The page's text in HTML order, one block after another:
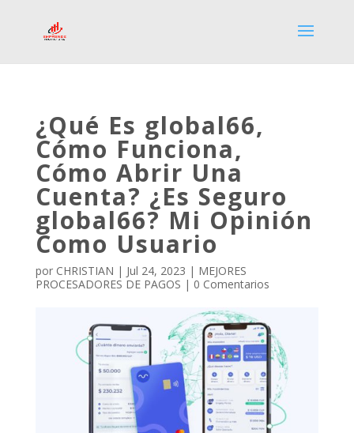
¿Qué Es global66,
Cómo Funciona,
Cómo Abrir Una
Cuenta? ¿Es Seguro
global66? Mi Opinión
Como Usuario
por CHRISTIAN | Jul 24, 2023 | MEJORES
PROCESADORES DE PAGOS | 0 Comentarios